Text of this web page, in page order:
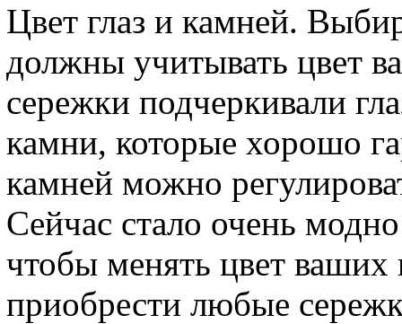
Цвет глаз и камней.
должны учитывать цвет
сережки подчеркивали
камни, которые хорошо
камней можно
Сейчас стало очень
чтобы менять цвет
приобрести любые